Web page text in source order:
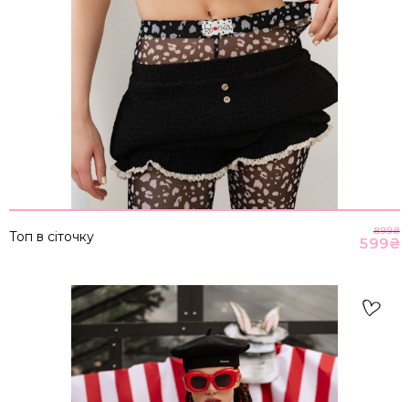
Топ в сіточку 899₴
599₴